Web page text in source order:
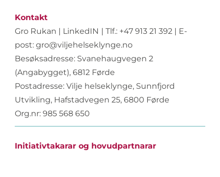
Kontakt
Gro Rukan
LinkedIN
Tlf.: +47 913 21 392 | E-
post: gro@viljehelseklynge.no
Besøksadresse: Svanehaugvegen 2
(Angabygget), 6812 Førde
Postadresse: Vilje helseklynge, Sunnfjord
Utvikling, Hafstadvegen 25, 6800 Førde
Org.nr: 985 568 650
Initiativtakarar og hovudpartnarar